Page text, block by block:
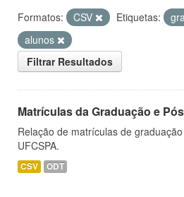
Formatos: CSV Etiquetas:
alunos
Filtrar Resultados
Matrículas da Graduação e
Relação de matrículas de
UFCSPA.
CSV ODT